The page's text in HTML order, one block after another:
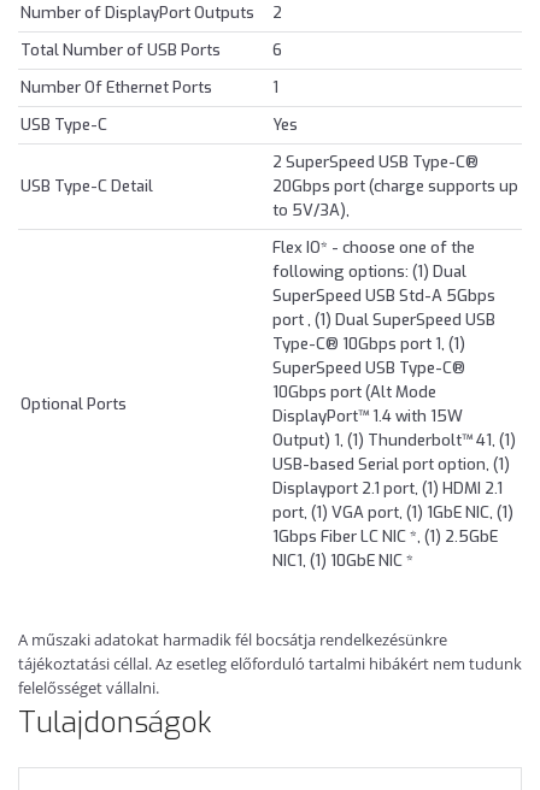
Number of DisplayPort Outputs
2
Total Number of USB Ports
6
Number Of Ethernet Ports
1
USB Type-C
Yes
USB Type-C Detail
2 SuperSpeed USB Type-C®
20Gbps port (charge supports up
to 5V/3A),
Optional Ports
Flex IO* - choose one of the
following options: (1) Dual
SuperSpeed USB Std-A 5Gbps
port , (1) Dual SuperSpeed USB
Type-C® 10Gbps port 1, (1)
SuperSpeed USB Type-C®
10Gbps port (Alt Mode
DisplayPort™ 1.4 with 15W
Output) 1, (1) Thunderbolt™ 41, (1)
USB-based Serial port option, (1)
Displayport 2.1 port, (1) HDMI 2.1
port, (1) VGA port, (1) 1GbE NIC, (1)
1Gbps Fiber LC NIC *, (1) 2.5GbE
NIC1, (1) 10GbE NIC *
A műszaki adatokat harmadik fél bocsátja rendelkezésünkre
tájékoztatási céllal. Az esetleg előforduló tartalmi hibákért nem tudunk
felelősséget vállalni.
Tulajdonságok